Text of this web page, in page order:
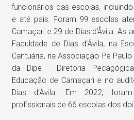
funcionários das escolas,
e até pais. Foram 99 escolas
Camaçari e 29 de Dias d’Åvila. As
Faculdade de Dias d’Ávila, na
Cantuária, na Associação Pe
da Dipe - Diretoria
Educação de Camaçari e no
Dias d’Ávila. Em 2022,
profissionais de 66 escolas dos